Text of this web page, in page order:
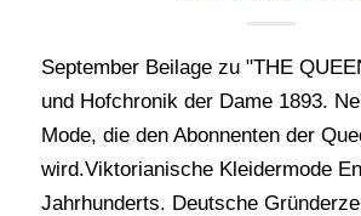
September Beilage zu "THE
und Hofchronik der Dame 1893.
Mode, die den Abonnenten der
wird.Viktorianische Kleidermode
Jahrhunderts. Deutsche